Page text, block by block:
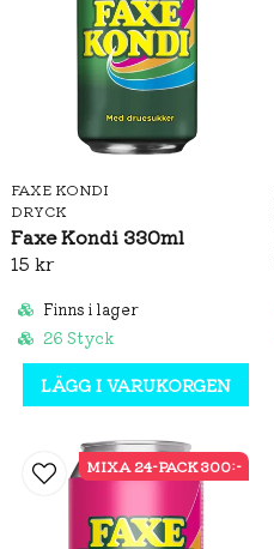
FAXE KONDI
DRYCK
Faxe Kondi 330ml
15 kr
Finns i lager
26 Styck
LÄGG I VARUKORGEN
MIXA 24-PACK 300:-